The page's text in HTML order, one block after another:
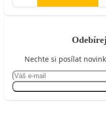
Nechte si posílat